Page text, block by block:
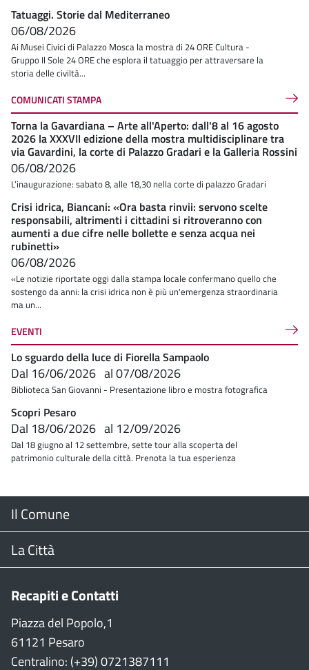
Tatuaggi. Storie dal Mediterraneo
06/08/2026
Ai Musei Civici di Palazzo Mosca la mostra di 24 ORE Cultura -
Gruppo Il Sole 24 ORE che esplora il tatuaggio per attraversare la
storia delle civiltà...
COMUNICATI STAMPA
Torna la Gavardiana – Arte all'Aperto: dall'8 al 16 agosto
2026 la XXXVII edizione della mostra multidisciplinare tra
via Gavardini, la corte di Palazzo Gradari e la Galleria Rossini
06/08/2026
L’inaugurazione: sabato 8, alle 18,30 nella corte di palazzo Gradari
Crisi idrica, Biancani: «Ora basta rinvii: servono scelte
responsabili, altrimenti i cittadini si ritroveranno con
aumenti a due cifre nelle bollette e senza acqua nei
rubinetti»
06/08/2026
«Le notizie riportate oggi dalla stampa locale confermano quello che
sostengo da anni: la crisi idrica non è più un'emergenza straordinaria
ma un...
EVENTI
Lo sguardo della luce di Fiorella Sampaolo
Dal 16/06/2026 al07/08/2026
Biblioteca San Giovanni - Presentazione libro e mostra fotografica
Scopri Pesaro
Dal 18/06/2026 al 12/09/2026
Dal 18 giugno al 12 settembre, sette tour alla scoperta del
patrimonio culturale della città. Prenota la tua esperienza
Menu
Footer
Il Comune
Il Sindaco
Consiglio Comunale
CON
La Città
Stradario
WiFi
Recapiti e Contatti
Piazza del Popolo,1
61121 Pesaro
Centralino: (+39) 0721387111